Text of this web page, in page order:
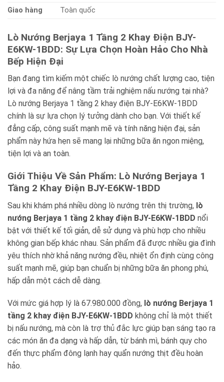
Giao hàng
Toàn quốc
Lò Nướng Berjaya 1 Tầng 2 Khay Điện BJY-
E6KW-1BDD: Sự Lựa Chọn Hoàn Hảo Cho Nhà
Bếp Hiện Đại
Bạn đang tìm kiếm một chiếc lò nướng chất lượng cao, tiện
lợi và đa năng để nâng tầm trải nghiệm nấu nướng tại nhà?
Lò nướng Berjaya 1 tầng 2 khay điện BJY-E6KW-1BDD
chính là sự lựa chọn lý tưởng dành cho bạn. Với thiết kế
đẳng cấp, công suất mạnh mẽ và tính năng hiện đại, sản
phẩm này hứa hẹn sẽ mang lại những bữa ăn ngon miệng,
tiện lợi và an toàn.
Giới Thiệu Về Sản Phẩm: Lò Nướng Berjaya 1
Tầng 2 Khay Điện BJY-E6KW-1BDD
Sau khi khám phá nhiều dòng lò nướng trên thị trường, lò
nướng Berjaya 1 tầng 2 khay điện BJY-E6KW-1BDD nổi
bật với thiết kế tối giản, dễ sử dụng và phù hợp cho nhiều
không gian bếp khác nhau. Sản phẩm đã được nhiều gia đình
yêu thích nhờ khả năng nướng đều, nhiệt ổn định cùng công
suất mạnh mẽ, giúp bạn chuẩn bị những bữa ăn phong phú,
hấp dẫn một cách dễ dàng.
Với mức giá hợp lý là 67.980.000 đồng, lò nướng Berjaya 1
tầng 2 khay điện BJY-E6KW-1BDD không chỉ là một thiết
bị nấu nướng, mà còn là trợ thủ đắc lực giúp bạn sáng tạo ra
các món ăn đa dạng và hấp dẫn, từ bánh mì, bánh quy cho
đến thực phẩm đông lạnh hay quẩn nướng thịt đều hoàn
hảo.